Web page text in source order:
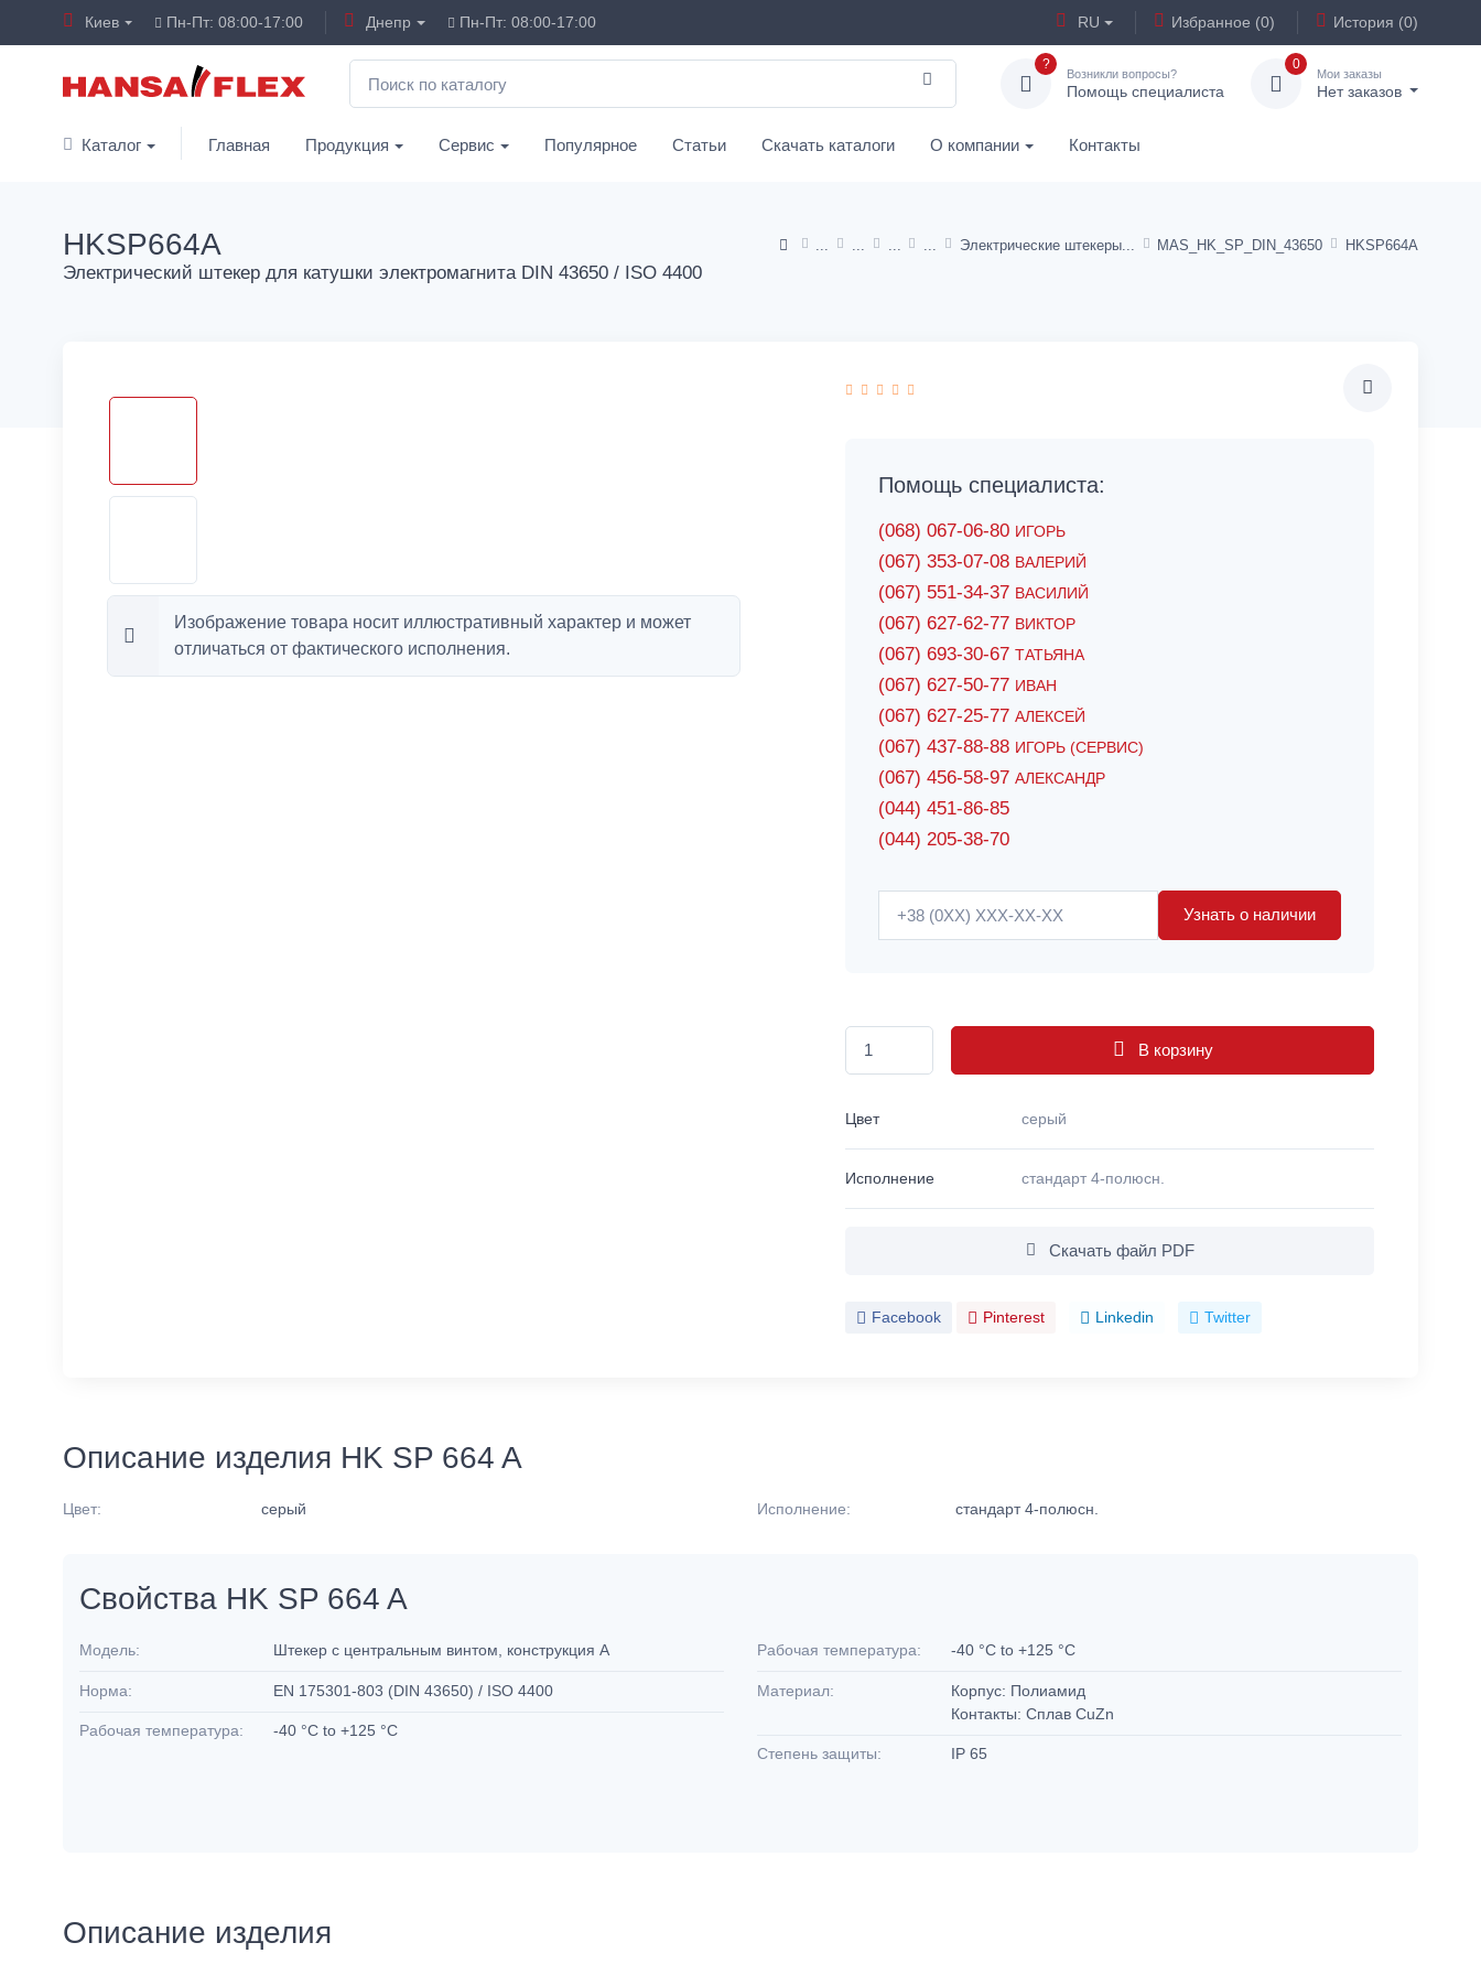
Киев Пн-Пт: 08:00-17:00 Днепр Пн-Пт: 08:00-17:00 RU Избранное (0) История (0)
?
Возникли вопросы?
Помощь специалиста
0
Мои заказы
Нет заказов
Каталог Главная Продукция Сервис Популярное Статьи Скачать каталоги О компании Контакты
Электрические штекеры MAS_HK_SP_DIN_43650 HKSP664A
HKSP664A
Электрический штекер для катушки электромагнита DIN 43650 / ISO 4400
Изображение товара носит иллюстративный характер и может
отличаться от фактического исполнения.
Помощь специалиста:
(068) 067-06-80 ИГОРЬ
(067) 353-07-08 ВАЛЕРИЙ
(067) 551-34-37 ВАСИЛИЙ
(067) 627-62-77 ВИКТОР
(067) 693-30-67 ТАТЬЯНА
(067) 627-50-77 ИВАН
(067) 627-25-77 АЛЕКСЕЙ
(067) 437-88-88 ИГОРЬ (СЕРВИС)
(067) 456-58-97 АЛЕКСАНДР
(044) 451-86-85
(044) 205-38-70
Узнать о наличии
В корзину
Цвет серый
Исполнение стандарт 4-полюсн.
Скачать файл PDF
Facebook Pinterest Linkedin Twitter
Описание изделия HK SP 664 A
Цвет: серый Исполнение: стандарт 4-полюсн.
Свойства HK SP 664 A
Модель: Штекер с центральным винтом, конструкция А
Норма: EN 175301-803 (DIN 43650) / ISO 4400
Рабочая температура: -40 °C to +125 °C
Рабочая температура: -40 °C to +125 °C
Материал:
Корпус: Полиамид
Контакты: Сплав CuZn
Степень защиты: IP 65
Описание изделия